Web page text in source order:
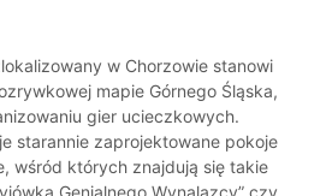
w Chorzowie stanowi
mapie Górnego Śląska,
gier ucieczkowych.
starannie zaprojektowane pokoje
wśród których znajdują się takie
Genialnego Wynalazcy” czy